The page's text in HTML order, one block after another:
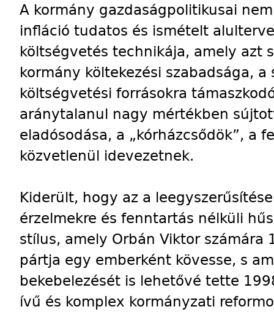
A kormány gazdaságpolitikusai
infláció tudatos és ismételt
költségvetés technikája, amely azt
kormány költekezési szabadsága,
költségvetési forrásokra
aránytalanul nagy mértékben
eladósodása, a „kórházcsődök”, a
közvetlenül idevezetnek.
Kiderült, hogy az a
érzelmekre és fenntartás nélküli
stílus, amely Orbán Viktor
pártja egy emberként kövesse, s
bekebelezését is lehetővé tette
ívű és komplex kormányzati